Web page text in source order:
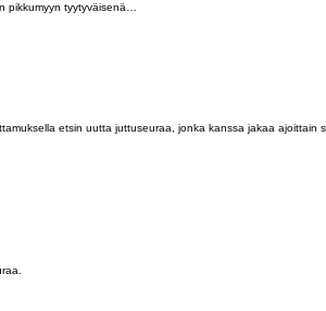
pikkumyyn tyytyväisenä…
etsin uutta juttuseuraa, jonka kanssa jakaa ajoittain